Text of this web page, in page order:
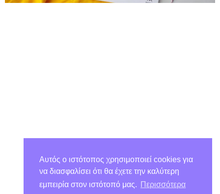
Αυτός ο ιστότοπος χρησιμοποιεί cookies για
να διασφαλίσει ότι θα έχετε την καλύτερη
εμπειρία στον ιστότοπό μας.
Περισσότερα